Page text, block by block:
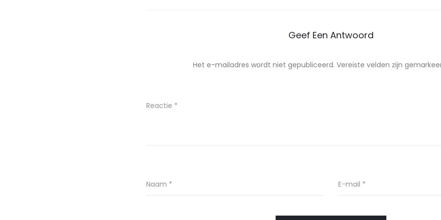
Geef Een Antwoord
Het e-mailadres wordt niet gepubliceerd. Vereiste velden zijn
Reactie *
Naam * E-mail *